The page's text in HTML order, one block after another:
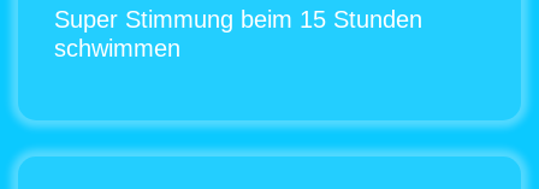
Super Stimmung beim 15 Stunden
schwimmen